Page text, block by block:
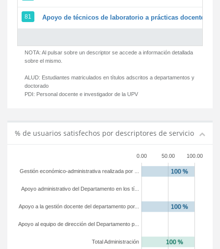
81 Apoyo de técnicos de laboratorio a prácticas docentes y
NOTA: Al pulsar sobre un descriptor se accede a información detallada
sobre el mismo.
ALUD: Estudiantes matriculados en títulos adscritos a departamentos y
doctorado
PDI: Personal docente e investigador de la UPV
% de usuarios satisfechos por descriptores de servicio
0.00 50.00 100.00
Total Administración
Apoyo al equipo de dirección del Departamento p...
Apoyo a la gestión docente del departamento por...
Apoyo administrativo del Departamento en los tí...
Gestión económico-administrativa realizada por ...